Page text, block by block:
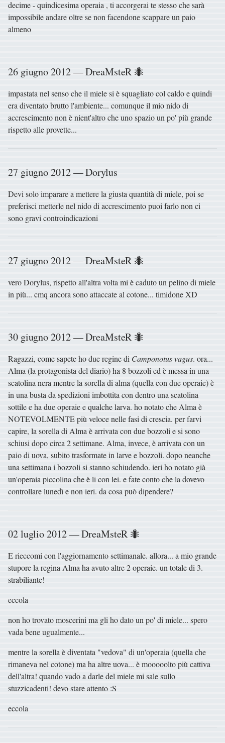
decime - quindicesima operaia , ti accorgerai te stesso che sarà
impossibile andare oltre se non facendone scappare un paio
almeno
26 giugno 2012 — DreaMsteR 🐜
impastata nel senso che il miele si è squagliato col caldo e quindi
era diventato brutto l'ambiente... comunque il mio nido di
accrescimento non è nient'altro che uno spazio un po' più grande
rispetto alle provette...
27 giugno 2012 — Dorylus
Devi solo imparare a mettere la giusta quantità di miele, poi se
preferisci metterle nel nido di accrescimento puoi farlo non ci
sono gravi controindicazioni
27 giugno 2012 — DreaMsteR 🐜
vero Dorylus, rispetto all'altra volta mi è caduto un pelino di miele
in più... cmq ancora sono attaccate al cotone... timidone XD
30 giugno 2012 — DreaMsteR 🐜
Ragazzi, come sapete ho due regine di Camponotus vagus. ora...
Alma (la protagonista del diario) ha 8 bozzoli ed è messa in una
scatolina nera mentre la sorella di alma (quella con due operaie) è
in una busta da spedizioni imbottita con dentro una scatolina
sottile e ha due operaie e qualche larva. ho notato che Alma è
NOTEVOLMENTE più veloce nelle fasi di crescia. per farvi
capire, la sorella di Alma è arrivata con due bozzoli e si sono
schiusi dopo circa 2 settimane. Alma, invece, è arrivata con un
paio di uova, subito trasformate in larve e bozzoli. dopo neanche
una settimana i bozzoli si stanno schiudendo. ieri ho notato già
un'operaia piccolina che è li con lei. e fate conto che la dovevo
controllare lunedì e non ieri. da cosa può dipendere?
02 luglio 2012 — DreaMsteR 🐜
E rieccomi con l'aggiornamento settimanale. allora... a mio grande
stupore la regina Alma ha avuto altre 2 operaie. un totale di 3.
strabiliante!
eccola
non ho trovato moscerini ma gli ho dato un po' di miele... spero
vada bene ugualmente...
mentre la sorella è diventata "vedova" di un'operaia (quella che
rimaneva nel cotone) ma ha altre uova... è mooooolto più cattiva
dell'altra! quando vado a darle del miele mi sale sullo
stuzzicadenti! devo stare attento :S
eccola